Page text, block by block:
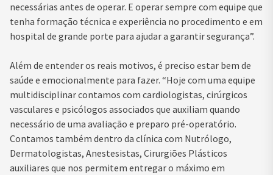
necessárias antes de operar. E operar sempre com equipe que
tenha formação técnica e experiência no procedimento e em
hospital de grande porte para ajudar a garantir segurança”.
Além de entender os reais motivos, é preciso estar bem de
saúde e emocionalmente para fazer. “Hoje com uma equipe
multidisciplinar contamos com cardiologistas, cirúrgicos
vasculares e psicólogos associados que auxiliam quando
necessário de uma avaliação e preparo pré-operatório.
Contamos também dentro da clínica com Nutrólogo,
Dermatologistas, Anestesistas, Cirurgiões Plásticos
auxiliares que nos permitem entregar o máximo em